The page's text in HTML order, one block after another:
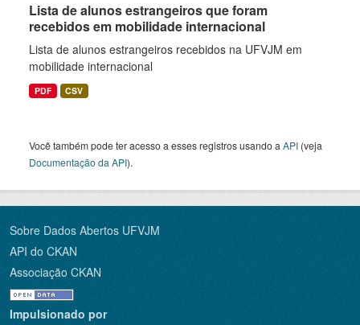
Lista de alunos estrangeiros que foram
recebidos em mobilidade internacional
Lista de alunos estrangeiros recebidos na UFVJM em
mobilidade internacional
PDF CSV
Você também pode ter acesso a esses registros usando a API (veja
Documentação da API).
Sobre Dados Abertos UFVJM
API do CKAN
Associação CKAN
Impulsionado por